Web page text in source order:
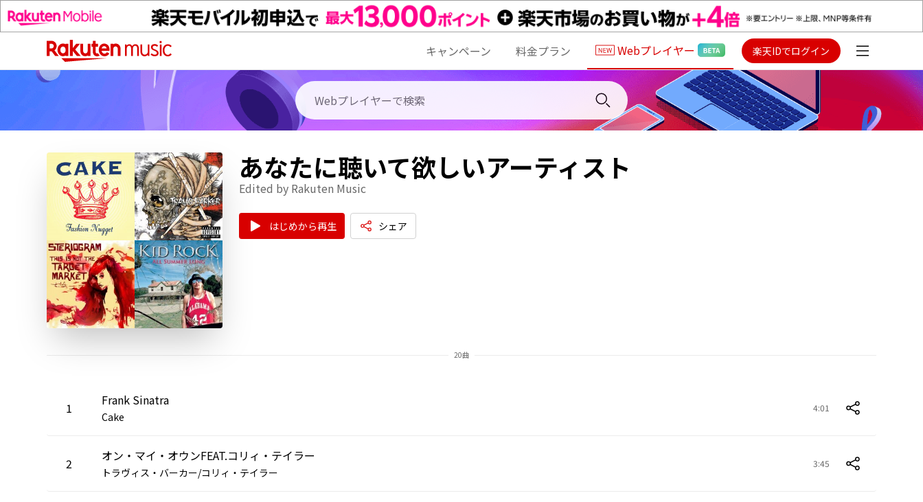
キャンペーン 料金プラン Webプレイヤー 楽天IDでログイン
あなたに聴いて欲しいアーティスト
Edited by Rakuten Music
はじめから再生 シェア
20曲
1 Frank Sinatra
Cake
4:01
2 オン・マイ・オウンFEAT.コリィ・テイラー
トラヴィス・バーカー/コリィ・テイラー
3:45